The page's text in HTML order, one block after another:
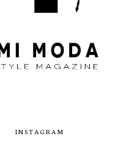
INSTAGRAM